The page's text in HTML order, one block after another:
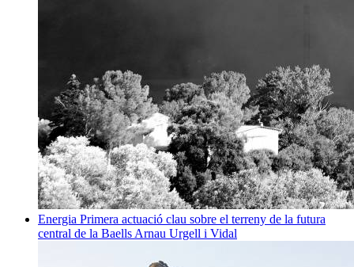
Energia Primera actuació clau sobre el terreny de la futura
central de la Baells Arnau Urgell i Vidal